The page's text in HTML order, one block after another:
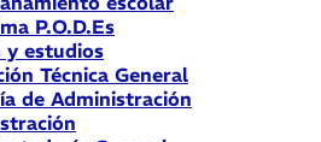
P.O.D.Es
estudios
Técnica General
de Administración